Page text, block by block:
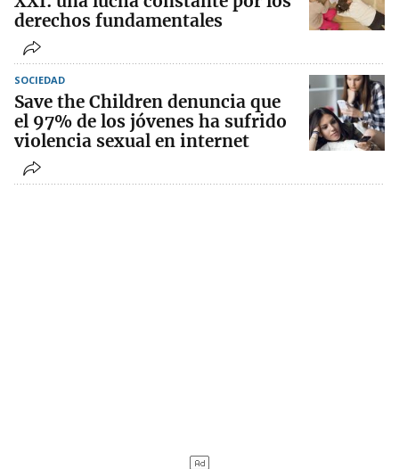
derechos fundamentales
SOCIEDAD
Save the Children denuncia que
el 97% de los jóvenes ha sufrido
violencia sexual en internet